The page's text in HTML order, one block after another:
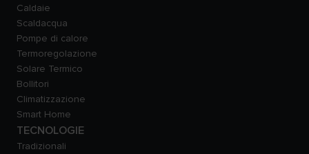
Caldaie
Scaldacqua
Pompe di calore
Termoregolazione
Solare Termico
Bollitori
Climatizzazione
Smart Home
TECNOLOGIE
Tradizionali